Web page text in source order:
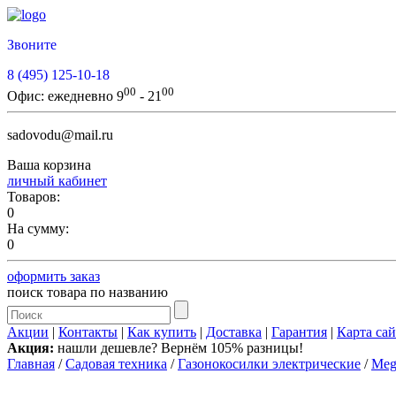
Звоните
8 (495) 125-10-18
Офис: ежедневно 900 - 21 00
sadovodu@mail.ru
Ваша корзина
личный кабинет
Товаров:
0
На сумму:
0
оформить заказ
поиск товара по названию
Акции | Контакты | Как купить | Доставка | Гарантия | Карта
Акция: нашли дешевле? Вернём 105% разницы!
Главная /Садовая техника /Газонокосилки электрические /